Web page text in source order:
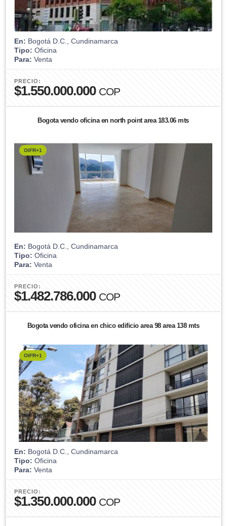
En: Bogotá D.C., Cundinamarca
Tipo: Oficina
Para: Venta
PRECIO:
$1.550.000.000 COP
Bogota vendo oficina en north point area 183.06 mts
OIFR+1
En: Bogotá D.C., Cundinamarca
Tipo: Oficina
Para: Venta
PRECIO:
$1.482.786.000 COP
Bogota vendo oficina en chico edificio area 98 area 138 mts
OIFR+1
En: Bogotá D.C., Cundinamarca
Tipo: Oficina
Para: Venta
PRECIO:
$1.350.000.000 COP